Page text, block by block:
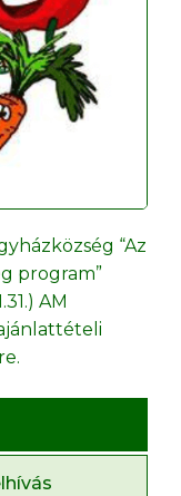
“Az
program”
AM